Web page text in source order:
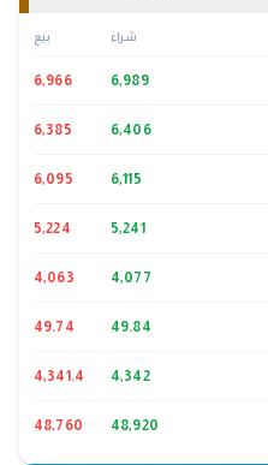
شراء بيع
6,989
6,966
6,406
6,385
6,115
6,095
5,241
5,224
4,077
4,063
49.84
49.74
4,342
4,341.4
48,920
48,760